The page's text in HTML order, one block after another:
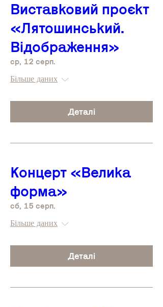
Виставковий проєкт
«Лятошинський.
Відображення»
ср, 12 серп.
Більше даних
Деталі
Концерт «Велика
форма»
сб, 15 серп.
Більше даних
Деталі